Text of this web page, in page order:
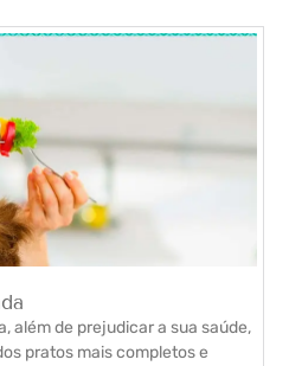
além de prejudicar a sua saúde,
pratos mais completos e